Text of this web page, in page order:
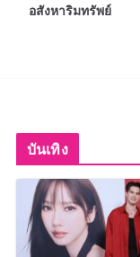
อสังหาริมทรัพย์
บันเทิง